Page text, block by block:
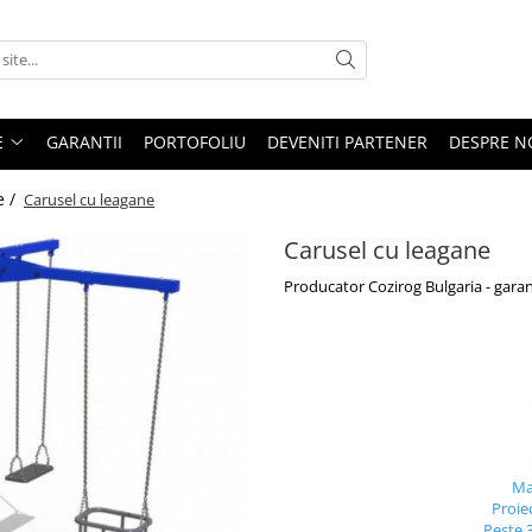
GARANTII PORTOFOLIU DEVENITI PARTENER DESPRE
/ Carusel cu leagane
Carusel cu leagane
Producator Cozirog Bulgaria -